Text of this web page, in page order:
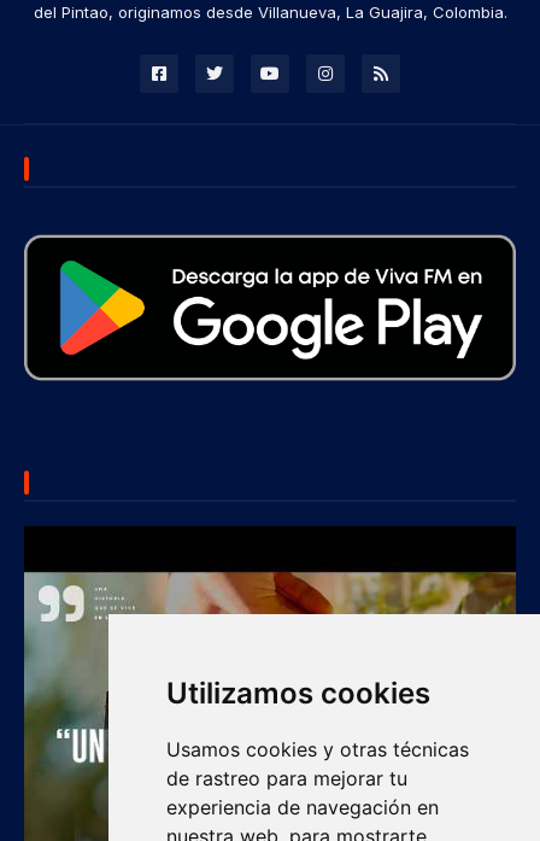
Utilizamos cookies
Usamos cookies y otras técnicas
de rastreo para mejorar tu
experiencia de navegación en
nuestra web, para mostrarte
del Pintao, originamos desde Villanueva, La Guajira, Colombia.